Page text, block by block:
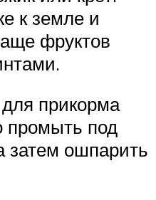
к земле и
фруктов
прикорма
промыть под
затем ошпарить